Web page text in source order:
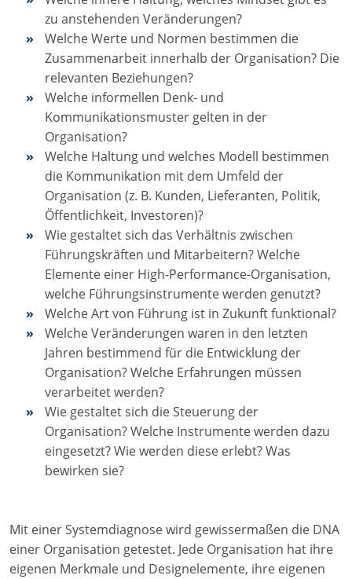
zu anstehenden Veränderungen?
Welche Werte und Normen bestimmen die
Zusammenarbeit innerhalb der Organisation? Die
relevanten Beziehungen?
Welche informellen Denk- und
Kommunikationsmuster gelten in der
Organisation?
Welche Haltung und welches Modell bestimmen
die Kommunikation mit dem Umfeld der
Organisation (z. B. Kunden, Lieferanten, Politik,
Öffentlichkeit, Investoren)?
Wie gestaltet sich das Verhältnis zwischen
Führungskräften und Mitarbeitern? Welche
Elemente einer High-Performance-Organisation,
welche Führungsinstrumente werden genutzt?
Welche Art von Führung ist in Zukunft funktional?
Welche Veränderungen waren in den letzten
Jahren bestimmend für die Entwicklung der
Organisation? Welche Erfahrungen müssen
verarbeitet werden?
Wie gestaltet sich die Steuerung der
Organisation? Welche Instrumente werden dazu
eingesetzt? Wie werden diese erlebt? Was
bewirken sie?
Mit einer Systemdiagnose wird gewissermaßen die DNA
einer Organisation getestet. Jede Organisation hat ihre
eigenen Merkmale und Designelemente, ihre eigenen